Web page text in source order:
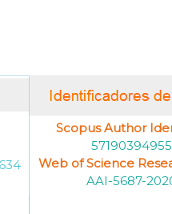
Scopus Author
57190394955
Web of Science
AAI-5687-